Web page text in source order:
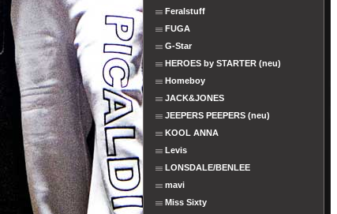
Feralstuff
FUGA
G-Star
HEROES by STARTER (neu)
Homeboy
JACK&JONES
JEEPERS PEEPERS (neu)
KOOL ANNA
Levis
LONSDALE/BENLEE
mavi
Miss Sixty